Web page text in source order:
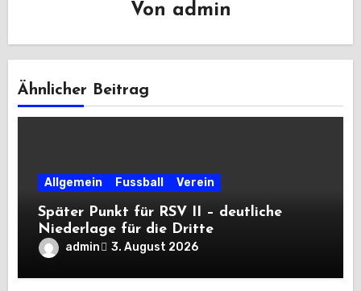
Von admin
Ähnlicher Beitrag
Allgemein Fussball Verein
Später Punkt für RSV II – deutliche
Niederlage für die Dritte
admin 3. August 2026